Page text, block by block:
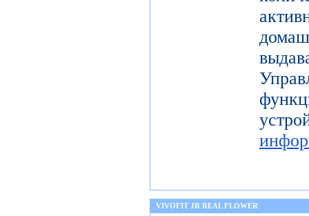
VIVOFIT JR REAL FLOWER